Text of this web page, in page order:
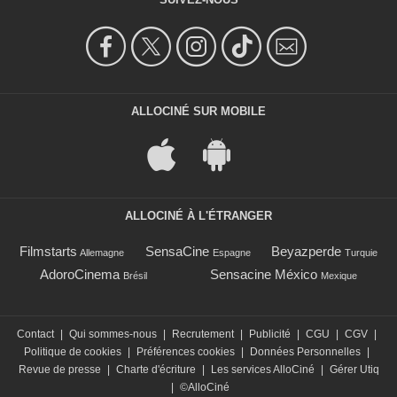
ALLOCINÉ SUR MOBILE
ALLOCINÉ À L'ÉTRANGER
Filmstarts Allemagne SensaCine Espagne Beyazperde Turquie
AdoroCinema Brésil Sensacine México Mexique
Contact Qui sommes-nous Recrutement Publicité CGU CGV
Politique de cookies
Préférences cookies Données Personnelles
Revue de presse
Charte d'écriture Les services AlloCiné
Gérer Utiq
©AlloCiné